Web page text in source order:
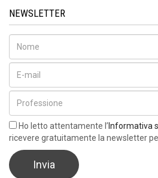
NEWSLETTER
Ho letto attentamente l’ Informativa
ricevere gratuitamente la newsletter